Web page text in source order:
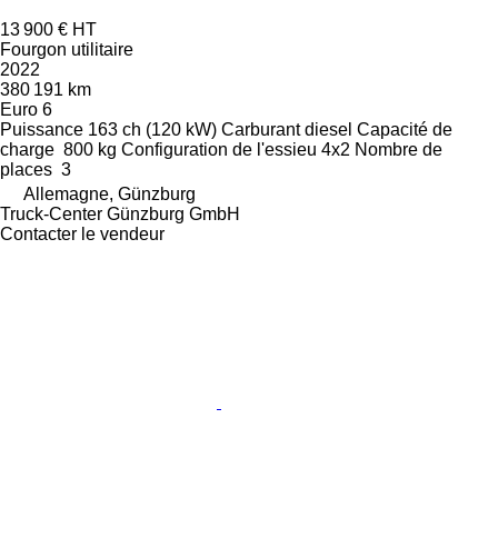
13 900 € HT
Fourgon utilitaire
2022
380 191 km
Euro 6
Puissance 163 ch (120 kW) Carburant diesel Capacité de
charge 800 kg Configuration de l'essieu 4x2 Nombre de
places 3
Allemagne, Günzburg
Truck-Center Günzburg GmbH
Contacter le vendeur